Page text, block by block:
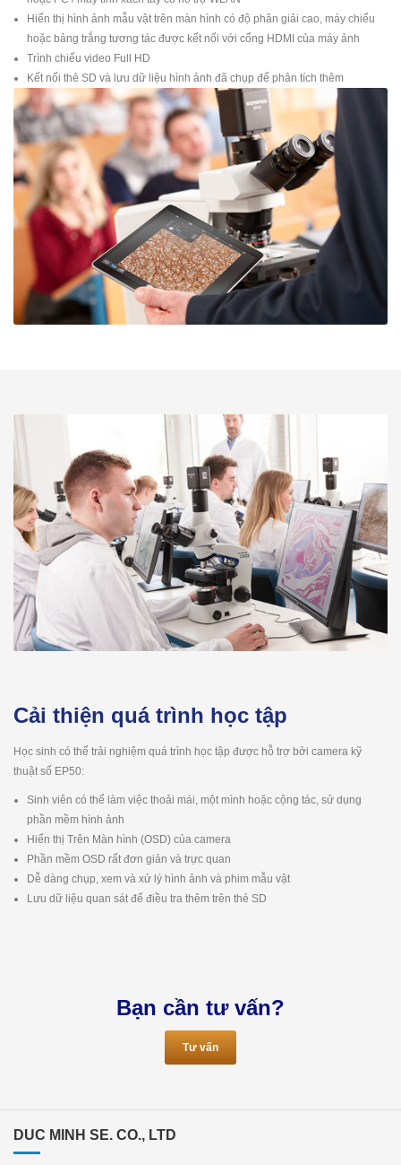
Hiển thị hình ảnh mẫu vật trên màn hình có độ phân giải cao, máy chiếu
hoặc bảng trắng tương tác được kết nối với cổng HDMI của máy ảnh
Trình chiếu video Full HD
Kết nối thẻ SD và lưu dữ liệu hình ảnh đã chụp để phân tích thêm
Cải thiện quá trình học tập
Học sinh có thể trải nghiệm quá trình học tập được hỗ trợ bởi camera kỹ
thuật số EP50:
Sinh viên có thể làm việc thoải mái, một mình hoặc cộng tác, sử dụng
phần mềm hình ảnh
Hiển thị Trên Màn hình (OSD) của camera
Phần mềm OSD rất đơn giản và trực quan
Dễ dàng chụp, xem và xử lý hình ảnh và phim mẫu vật
Lưu dữ liệu quan sát để điều tra thêm trên thẻ SD
Bạn cần tư vấn?
Tư vấn
DUC MINH SE. CO., LTD